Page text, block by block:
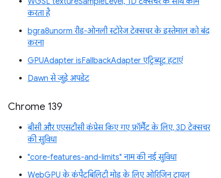
करता है
bgra8unorm रीड-ओनली स्टोरेज टेक्सचर के इस्तेमाल को बंद
करना
GPUAdapter isFallbackAdapter एट्रिब्यूट हटाएं
Dawn से जुड़े अपडेट
Chrome 139
बीसी और एएसटीसी कंप्रेस किए गए फ़ॉर्मैट के लिए, 3D टेक्सचर
की सुविधा
"core-features-and-limits" नाम की नई सुविधा
WebGPU के कंपैटबिलिटी मोड के लिए ओरिजिन ट्रायल